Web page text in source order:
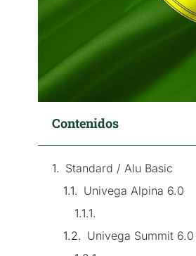
Contenidos
Standard / Alu Basic
Univega Alpina 6.0
Univega Summit 6.0